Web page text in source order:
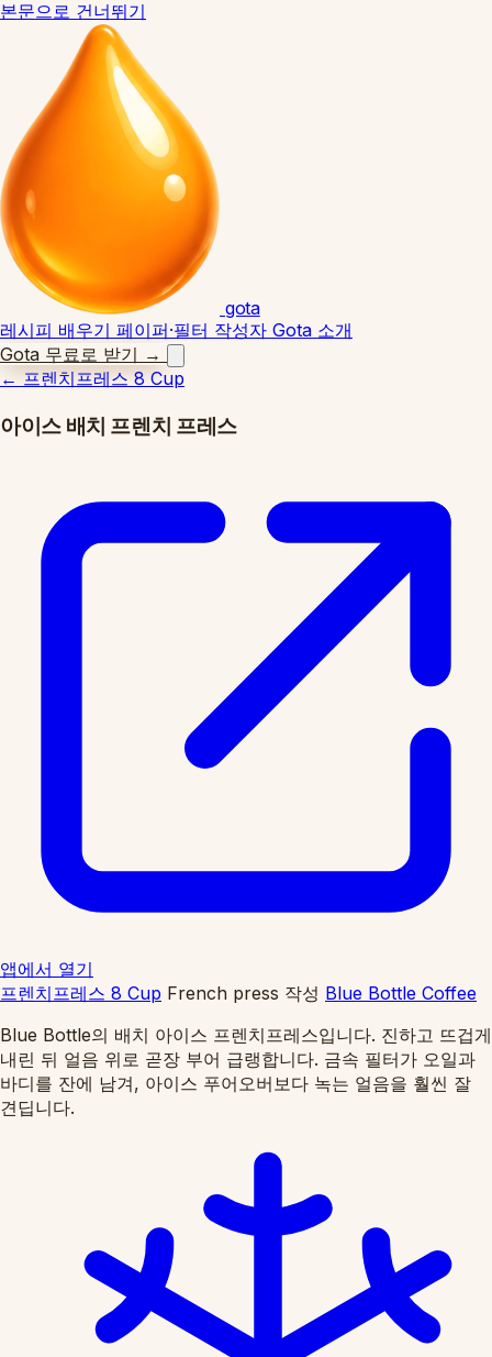
본문으로 건너뛰기
gota
레시피 배우기 페이퍼·필터 작성자 Gota 소개
Gota 무료로 받기 →
← 프렌치프레스 8 Cup
아이스 배치 프렌치 프레스
앱에서 열기
프렌치프레스 8 Cup French press 작성 Blue Bottle Coffee
Blue Bottle의 배치 아이스 프렌치프레스입니다. 진하고 뜨겁게
내린 뒤 얼음 위로 곧장 부어 급랭합니다. 금속 필터가 오일과
바디를 잔에 남겨, 아이스 푸어오버보다 녹는 얼음을 훨씬 잘
견딥니다.